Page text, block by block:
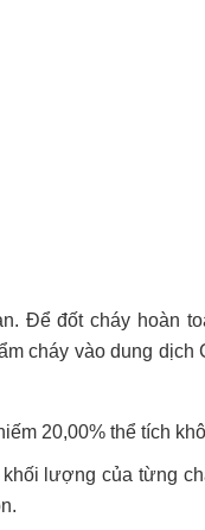
Để đốt cháy hoàn
cháy vào dung dịch
20,00% thể tích
lượng của từng